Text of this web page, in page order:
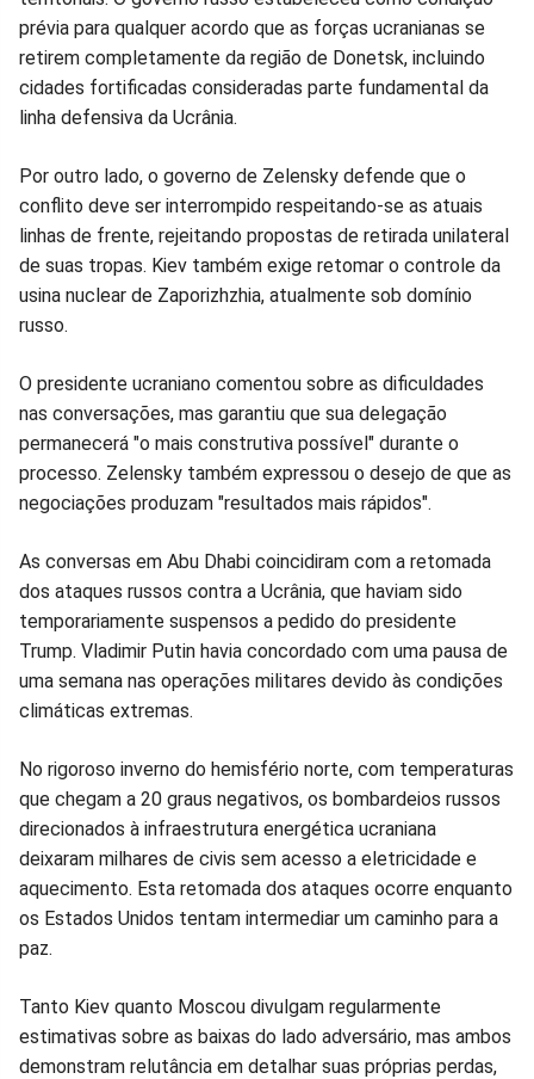
prévia para qualquer acordo que as forças ucranianas se
retirem completamente da região de Donetsk, incluindo
cidades fortificadas consideradas parte fundamental da
linha defensiva da Ucrânia.
Por outro lado, o governo de Zelensky defende que o
conflito deve ser interrompido respeitando-se as atuais
linhas de frente, rejeitando propostas de retirada unilateral
de suas tropas. Kiev também exige retomar o controle da
usina nuclear de Zaporizhzhia, atualmente sob domínio
russo.
O presidente ucraniano comentou sobre as dificuldades
nas conversações, mas garantiu que sua delegação
permanecerá "o mais construtiva possível" durante o
processo. Zelensky também expressou o desejo de que as
negociações produzam "resultados mais rápidos".
As conversas em Abu Dhabi coincidiram com a retomada
dos ataques russos contra a Ucrânia, que haviam sido
temporariamente suspensos a pedido do presidente
Trump. Vladimir Putin havia concordado com uma pausa de
uma semana nas operações militares devido às condições
climáticas extremas.
No rigoroso inverno do hemisfério norte, com temperaturas
que chegam a 20 graus negativos, os bombardeios russos
direcionados à infraestrutura energética ucraniana
deixaram milhares de civis sem acesso a eletricidade e
aquecimento. Esta retomada dos ataques ocorre enquanto
os Estados Unidos tentam intermediar um caminho para a
paz.
Tanto Kiev quanto Moscou divulgam regularmente
estimativas sobre as baixas do lado adversário, mas ambos
demonstram relutância em detalhar suas próprias perdas,